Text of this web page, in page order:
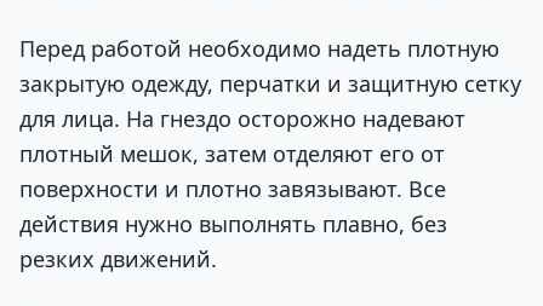
Перед работой необходимо надеть плотную
закрытую одежду, перчатки и защитную сетку
для лица. На гнездо осторожно надевают
плотный мешок, затем отделяют его от
поверхности и плотно завязывают. Все
действия нужно выполнять плавно, без
резких движений.